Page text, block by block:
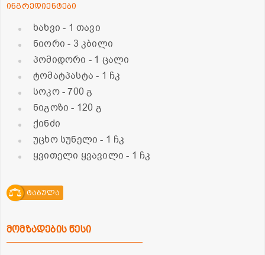
ინგრედიენტები
ხახვი- 1 თავი
ნიორი- 3 კბილი
პომიდორი - 1 ცალი
ტომატპასტა- 1 ჩკ
სოკო- 700 გ
ნიგოზი- 120 გ
ქინძი
უცხო სუნელი- 1 ჩკ
ყვითელი ყვავილი- 1 ჩკ
ტაბულა
მომზადების წესი